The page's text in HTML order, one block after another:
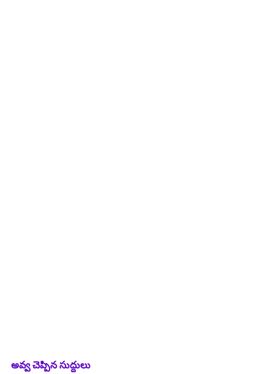
అవ్వ చెప్పిన సుద్దులు